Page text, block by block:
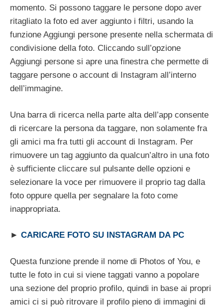
momento. Si possono taggare le persone dopo aver
ritagliato la foto ed aver aggiunto i filtri, usando la
funzione Aggiungi persone presente nella schermata di
condivisione della foto. Cliccando sull’opzione
Aggiungi persone si apre una finestra che permette di
taggare persone o account di Instagram all’interno
dell’immagine.
Una barra di ricerca nella parte alta dell’app consente
di ricercare la persona da taggare, non solamente fra
gli amici ma fra tutti gli account di Instagram. Per
rimuovere un tag aggiunto da qualcun’altro in una foto
è sufficiente cliccare sul pulsante delle opzioni e
selezionare la voce per rimuovere il proprio tag dalla
foto oppure quella per segnalare la foto come
inappropriata.
► CARICARE FOTO SU INSTAGRAM DA PC
Questa funzione prende il nome di Photos of You, e
tutte le foto in cui si viene taggati vanno a popolare
una sezione del proprio profilo, quindi in base ai propri
amici ci si può ritrovare il profilo pieno di immagini di